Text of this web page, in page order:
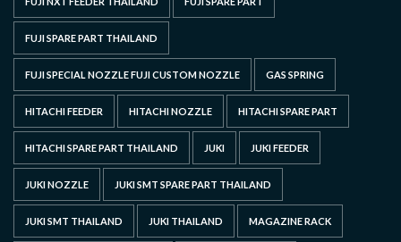
FUJI SPARE PART THAILAND
FUJI SPECIAL NOZZLE FUJI CUSTOM NOZZLE GAS SPRING
HITACHI FEEDER HITACHI NOZZLE HITACHI SPARE PART
HITACHI SPARE PART THAILAND JUKI JUKI FEEDER
JUKI NOZZLE JUKI SMT SPARE PART THAILAND
JUKI SMT THAILAND JUKI THAILAND MAGAZINE RACK